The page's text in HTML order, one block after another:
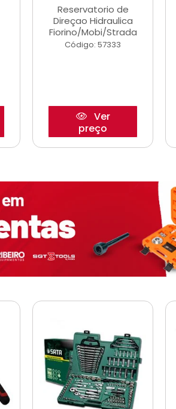
Reservatorio de
Direçao Hidraulica
Fiorino/Mobi/Strada
Código: 57333
Ver
preço